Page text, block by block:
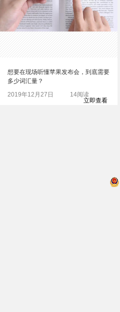
想要在现场听懂苹果发布会，到底需要
多少词汇量？
2019年12月27日
14阅读
立即查看